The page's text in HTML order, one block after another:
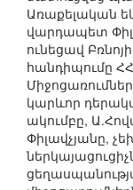
Առաքելական
վարդապետ
ունեցավ
հանդիպումը
կարևոր
ակումբը,
Փիլավչյանը,